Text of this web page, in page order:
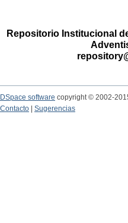
Repositorio Institucional
DSpace software copyright © 2002-
Contacto
Sugerencias